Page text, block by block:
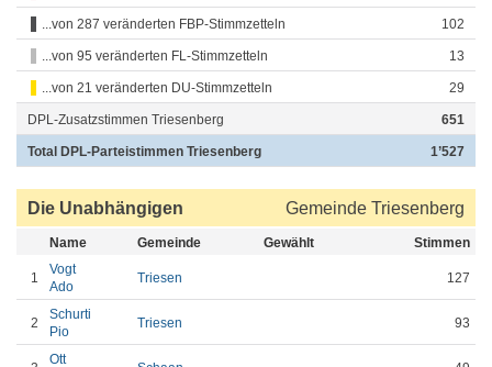
...von 287 veränderten FBP-Stimmzetteln 102
...von 95 veränderten FL-Stimmzetteln 13
...von 21 veränderten DU-Stimmzetteln 29
DPL-Zusatzstimmen Triesenberg 651
Total DPL-Parteistimmen Triesenberg 1’527
Die Unabhängigen Gemeinde Triesenberg
Name Gemeinde Gewählt Stimmen
1
Vogt
Ado
Triesen 127
2
Schurti
Pio
Triesen 93
Ott